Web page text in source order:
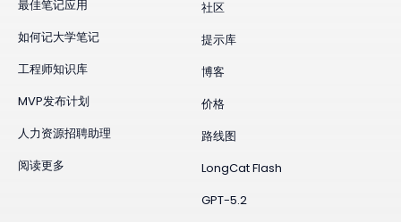
最佳笔记应用
如何记大学笔记
工程师知识库
MVP发布计划
人力资源招聘助理
阅读更多
社区
提示库
博客
价格
路线图
LongCat Flash
GPT-5.2